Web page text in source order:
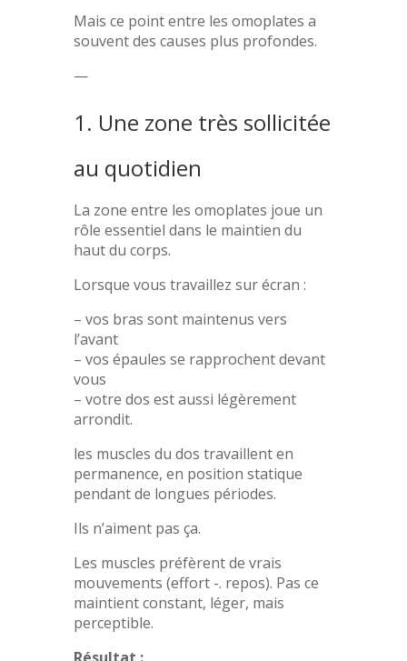
Mais ce point entre les omoplates a
souvent des causes plus profondes.
—
1. Une zone très sollicitée
au quotidien
La zone entre les omoplates joue un
rôle essentiel dans le maintien du
haut du corps.
Lorsque vous travaillez sur écran :
– vos bras sont maintenus vers
l’avant
– vos épaules se rapprochent devant
vous
– votre dos est aussi légèrement
arrondit.
les muscles du dos travaillent en
permanence, en position statique
pendant de longues périodes.
Ils n’aiment pas ça.
Les muscles préfèrent de vrais
mouvements (effort -. repos). Pas ce
maintient constant, léger, mais
perceptible.